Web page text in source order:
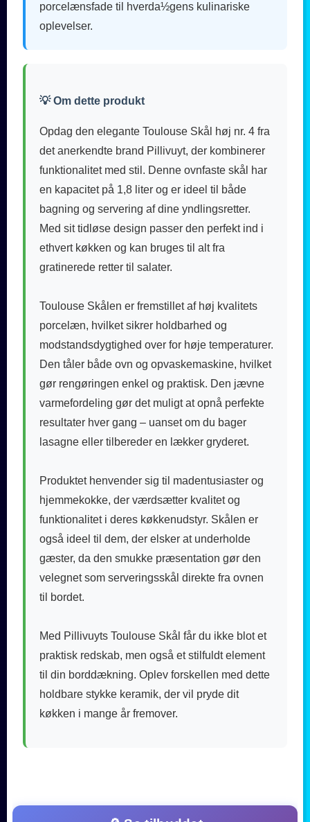
porcelænsfade til hverda½gens kulinariske
oplevelser.
💡 Om dette produkt
Opdag den elegante Toulouse Skål høj nr. 4 fra
det anerkendte brand Pillivuyt, der kombinerer
funktionalitet med stil. Denne ovnfaste skål har
en kapacitet på 1,8 liter og er ideel til både
bagning og servering af dine yndlingsretter.
Med sit tidløse design passer den perfekt ind i
ethvert køkken og kan bruges til alt fra
gratinerede retter til salater.
Toulouse Skålen er fremstillet af høj kvalitets
porcelæn, hvilket sikrer holdbarhed og
modstandsdygtighed over for høje temperaturer.
Den tåler både ovn og opvaskemaskine, hvilket
gør rengøringen enkel og praktisk. Den jævne
varmefordeling gør det muligt at opnå perfekte
resultater hver gang – uanset om du bager
lasagne eller tilbereder en lækker gryderet.
Produktet henvender sig til madentusiaster og
hjemmekokke, der værdsætter kvalitet og
funktionalitet i deres køkkenudstyr. Skålen er
også ideel til dem, der elsker at underholde
gæster, da den smukke præsentation gør den
velegnet som serveringsskål direkte fra ovnen
til bordet.
Med Pillivuyts Toulouse Skål får du ikke blot et
praktisk redskab, men også et stilfuldt element
til din borddækning. Oplev forskellen med dette
holdbare stykke keramik, der vil pryde dit
køkken i mange år fremover.